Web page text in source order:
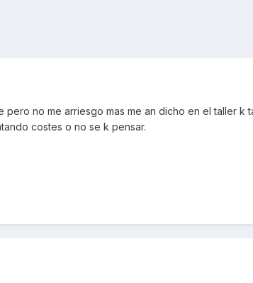
no me arriesgo mas me an dicho en el taller k
costes o no se k pensar.